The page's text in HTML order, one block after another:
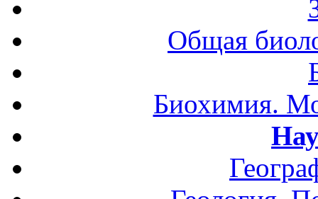
Общая
Биохимия.